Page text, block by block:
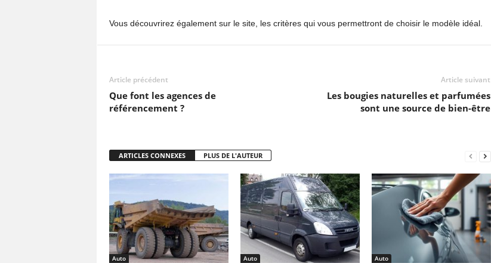
Vous découvrirez également sur le site, les critères qui vous permettront de choisir le modèle idéal.
Article précédent
Que font les agences de
référencement ?
Article suivant
Les bougies naturelles et parfumées
sont une source de bien-être
ARTICLES CONNEXES PLUS DE L'AUTEUR
Auto Auto Auto